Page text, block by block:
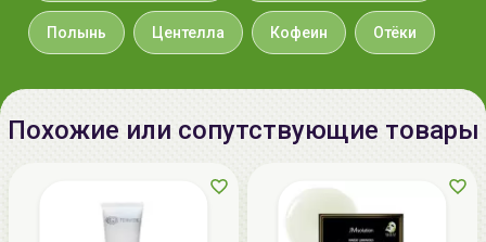
и плотно приложите к лицу. Подождите 15-20 минут
и снимите. Дайте впитаться эссенции.
Полынь Центелла Кофеин Отёки
Похожие или сопутствующие товары